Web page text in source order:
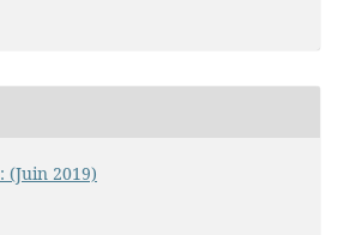
(Juin 2019)